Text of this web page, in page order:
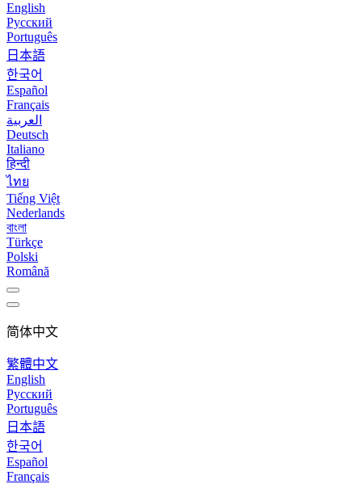
English
Русский
Português
日本語
한국어
Español
Français
العربية
Deutsch
Italiano
हिन्दी
ไทย
Tiếng Việt
Nederlands
বাংলা
Türkçe
Polski
Română
简体中文
繁體中文
English
Русский
Português
日本語
한국어
Español
Français